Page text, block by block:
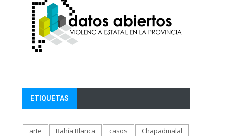
ETIQUETAS
arte Bahía Blanca casos
Chapadmalal